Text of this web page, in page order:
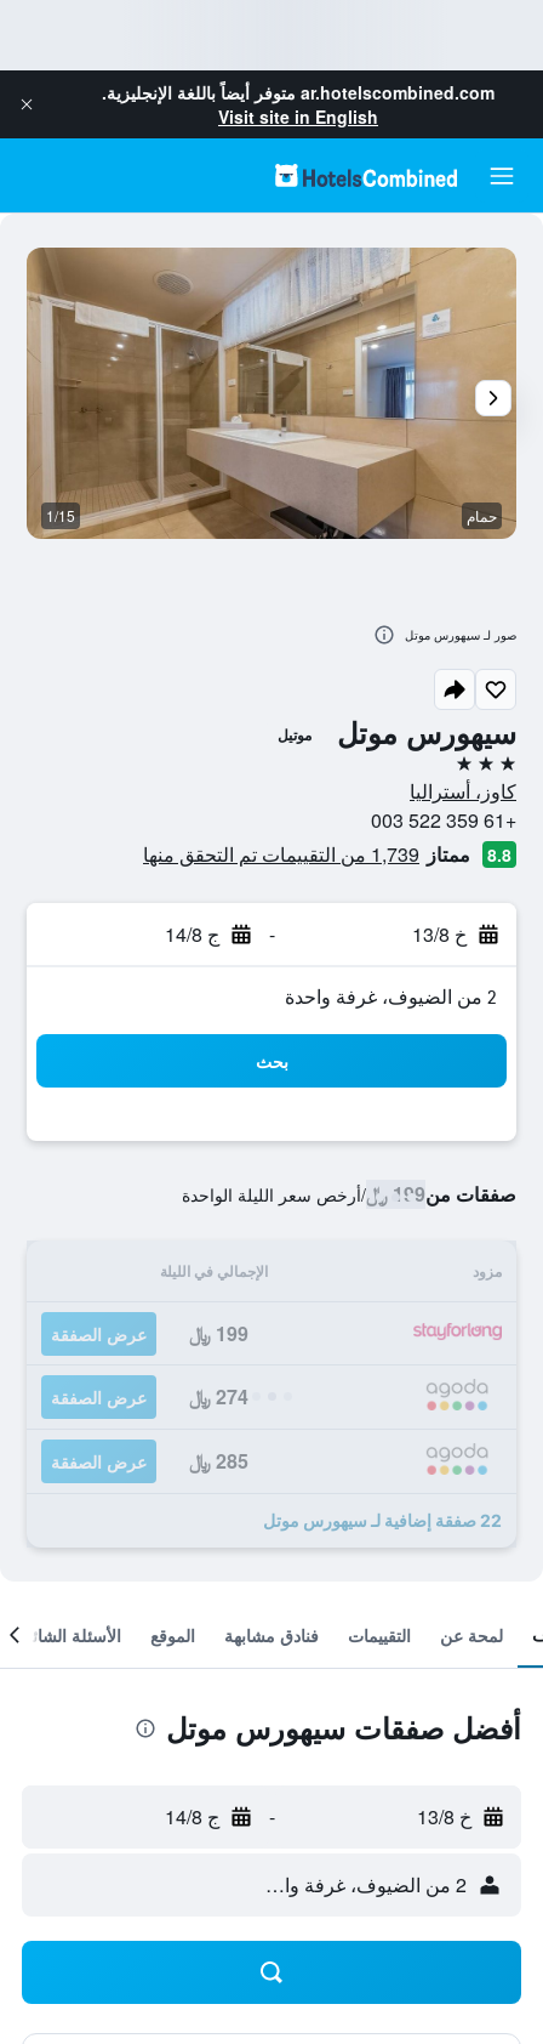
ar.hotelscombined.com متوفر أيضاً باللغة الإنجليزية.
Visit site in English
سيهورس موتل موتيل
3 نجوم
كاوز، أستراليا
+61 359 522 003
8.8 ممتاز 1,739 من التقييمات تم التحقق منها
خ 13/8 - ج 14/8
2 من الضيوف، غرفة واحدة
بحث
صفقات من199 ﷼ /أرخص سعر الليلة الواحدة
مزود الإجمالي في الليلة
199 ﷼ عرض الصفقة
274 ﷼ عرض الصفقة
285 ﷼ عرض الصفقة
22 صفقة إضافية لـ سيهورس موتل
حمام 1/15
صور لـ سيهورس موتل
لمحة عن التقييمات فنادق مشابهة الموقع الأسئلة الشائعة
أفضل صفقات سيهورس موتل
خ 13/8 - ج 14/8
2 من الضيوف، غرفة واحدة